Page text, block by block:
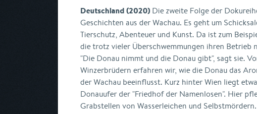
Deutschland (2020) Die zweite Folge der
Geschichten aus der Wachau. Es geht um
Tierschutz, Abenteuer und Kunst. Da ist zum
die trotz vieler Überschwemmungen ihren Betrieb
"Die Donau nimmt und die Donau gibt", sagt sie.
Winzerbrüdern erfahren wir, wie die Donau das
der Wachau beeinflusst. Kurz hinter Wien liegt
Donauufer der "Friedhof der Namenlosen". Hier
Grabstellen von Wasserleichen und Selbstmördern.